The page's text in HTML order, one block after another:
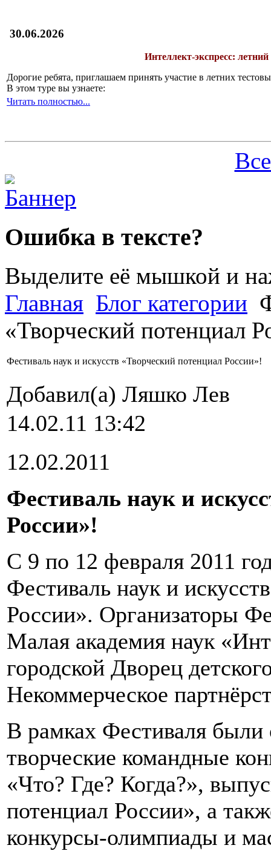
30.06.2026
Интеллект-экспресс: летний
Дорогие ребята, приглашаем принять участие в летних
В этом туре вы узнаете:
Читать полностью...
Ошибка в тексте?
Выделите её мышкой и
Главная Блог категории
«Творческий потенциал
Фестиваль наук и искусств «Творческий потенциал России»!
Добавил(а) Ляшко Лев
14.02.11 13:42
12.02.2011
Фестиваль наук и
России»!
С 9 по 12 февраля 2011
Фестиваль наук и
России». Организаторы
Малая академия наук
городской Дворец
Некоммерческое
В рамках Фестиваля были
творческие командные
«Что? Где? Когда?»,
потенциал России», а
конкурсы-олимпиады и